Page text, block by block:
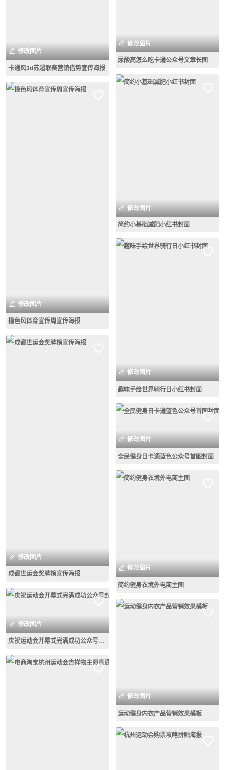
修改图片
卡通风3d苏超联赛营销借势宣传海报
修改图片
撞色风体育宣传周宣传海报
修改图片
成都世运会奖牌榜宣传海报
修改图片
庆祝运动会开幕式完满成功公众号封面
修改图片
尿酸高怎么吃卡通公众号文章长图
修改图片
简约小基础减肥小红书封面
修改图片
趣味手绘世界骑行日小红书封面
修改图片
全民健身日卡通蓝色公众号首图封面
修改图片
简约健身衣境外电商主图
修改图片
运动健身内衣产品营销效果模板